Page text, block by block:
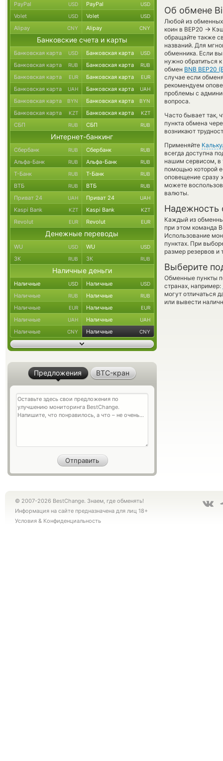
Об обмене
Любой из обменных
коин в BEP20 →
обращайте также
названий. Для
обменника. Если
нужно обратиться
обмен BNB BEP20
случае если
рекомендуем
проблемы с
вопроса.
Часто бывает так,
пункта обмена
возникают
Применяйте
всегда доступна
нашим сервисом, в
помощью которой
оповещение сразу
можете
валюты.
Надежность
Каждый из
при этом команда
Использование
пунктах. При
размер резервов и
Выберите
Обменные пункты
странах, например:
могут отличаться
или вывести
PayPal USD PayPal USD
Volet USD Volet USD
Alipay CNY Alipay CNY
Банковские счета и карты
Банковская карта USD Банковская карта USD
Банковская карта RUB Банковская карта RUB
Банковская карта EUR Банковская карта EUR
Банковская карта UAH Банковская карта UAH
Банковская карта BYN Банковская карта BYN
Банковская карта KZT Банковская карта KZT
СБП RUB СБП RUB
Интернет-банкинг
Сбербанк RUB Сбербанк RUB
Альфа-Банк RUB Альфа-Банк RUB
Т-Банк RUB Т-Банк RUB
ВТБ RUB ВТБ RUB
Приват 24 UAH Приват 24 UAH
Kaspi Bank KZT Kaspi Bank KZT
Revolut EUR Revolut EUR
Денежные переводы
WU USD WU USD
ЗК RUB ЗК RUB
Наличные деньги
Наличные USD Наличные USD
Наличные RUB Наличные RUB
Наличные EUR Наличные EUR
Наличные UAH Наличные UAH
Наличные CNY Наличные CNY
Предложения BTC-кран
© 2007-2026 BestChange. Знаем, где обменять!
Информация на сайте предназначена для лиц 18+
Условия & Конфиденциальность